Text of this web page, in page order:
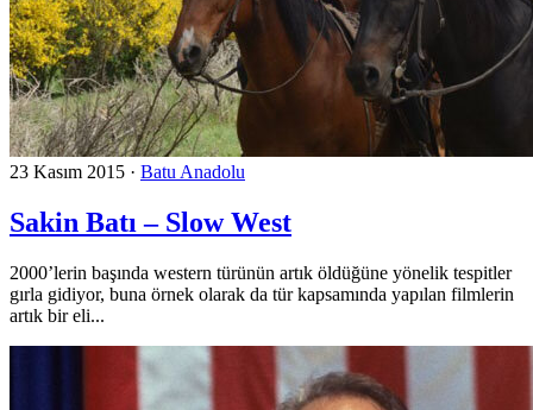
23 Kasım 2015 · Batu Anadolu
Sakin Batı – Slow West
2000’lerin başında western türünün artık öldüğüne yönelik tespitler
gırla gidiyor, buna örnek olarak da tür kapsamında yapılan filmlerin
artık bir eli...